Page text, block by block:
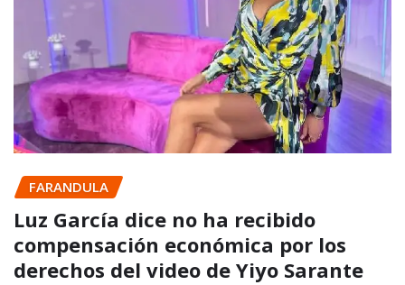
FARANDULA
Luz García dice no ha recibido
compensación económica por los
derechos del video de Yiyo Sarante